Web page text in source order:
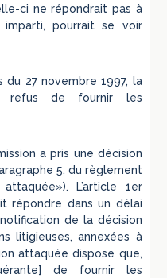
ci ne répondrait pas à
pourrait se voir
27 novembre 1997, la
refus de fournir les
a pris une décision
5, du règlement
L’article 1er
répondre dans un délai
de la décision
litigieuses, annexées à
attaquée dispose que,
de fournir les